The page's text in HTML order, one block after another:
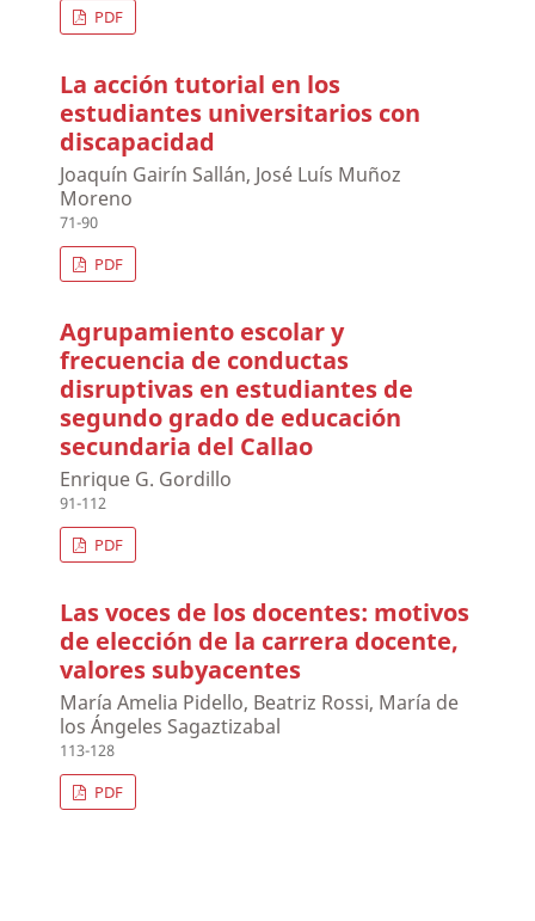
PDF
La acción tutorial en los
estudiantes universitarios con
discapacidad
Joaquín Gairín Sallán, José Luís Muñoz
Moreno
71-90
PDF
Agrupamiento escolar y
frecuencia de conductas
disruptivas en estudiantes de
segundo grado de educación
secundaria del Callao
Enrique G. Gordillo
91-112
PDF
Las voces de los docentes: motivos
de elección de la carrera docente,
valores subyacentes
María Amelia Pidello, Beatriz Rossi, María de
los Ángeles Sagaztizabal
113-128
PDF